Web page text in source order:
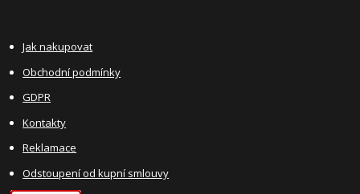
Jak nakupovat
Obchodní podmínky
GDPR
Kontakty
Reklamace
Odstoupení od kupní smlouvy